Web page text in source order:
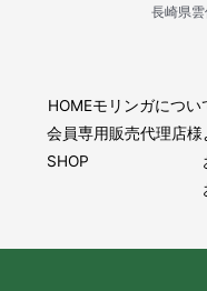
長崎県
HOMEモリンガについ
会員専用
SHOP
販売代理店様